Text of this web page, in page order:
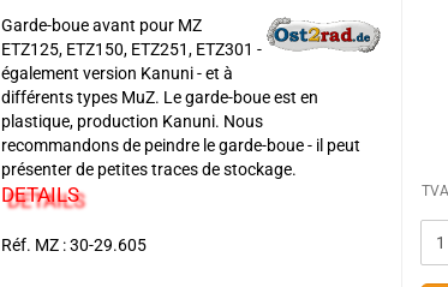
Garde-boue avant pour MZ
ETZ125, ETZ150, ETZ251, ETZ301 -
également version Kanuni - et à
différents types MuZ. Le garde-boue est en
plastique, production Kanuni. Nous
recommandons de peindre le garde-boue - il peut
présenter de petites traces de stockage.
DETAILS
Réf. MZ : 30-29.605